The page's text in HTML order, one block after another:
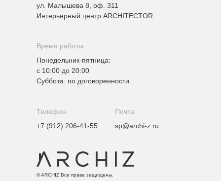
© ARCHIZ Все права защищены.
Телефон
Время работы
Почта
ул. Малышева 8, оф. 311
Интерьерный центр ARCHITECTOR
+7 (912) 206-41-55
Понедельник-пятница:
с 10:00 до 20:00
Суббота: по договоренности
sp@archi-z.ru